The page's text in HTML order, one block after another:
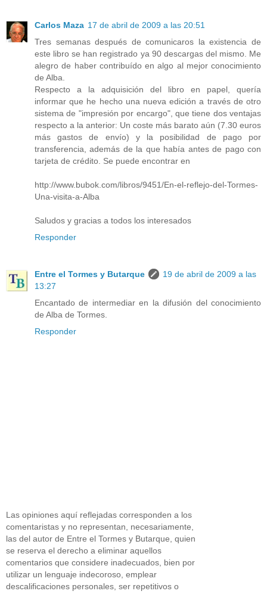
Carlos Maza 17 de abril de 2009 a las 20:51
Tres semanas después de comunicaros la existencia de
este libro se han registrado ya 90 descargas del mismo. Me
alegro de haber contribuído en algo al mejor conocimiento
de Alba.
Respecto a la adquisición del libro en papel, quería
informar que he hecho una nueva edición a través de otro
sistema de "impresión por encargo", que tiene dos ventajas
respecto a la anterior: Un coste más barato aún (7.30 euros
más gastos de envío) y la posibilidad de pago por
transferencia, además de la que había antes de pago con
tarjeta de crédito. Se puede encontrar en
http://www.bubok.com/libros/9451/En-el-reflejo-del-Tormes-
Una-visita-a-Alba
Saludos y gracias a todos los interesados
Responder
Entre el Tormes y Butarque
19 de abril de 2009 a las
13:27
Encantado de intermediar en la difusión del conocimiento
de Alba de Tormes.
Responder
Las opiniones aquí reflejadas corresponden a los
comentaristas y no representan, necesariamente,
las del autor de Entre el Tormes y Butarque, quien
se reserva el derecho a eliminar aquellos
comentarios que considere inadecuados, bien por
utilizar un lenguaje indecoroso, emplear
descalificaciones personales, ser repetitivos o